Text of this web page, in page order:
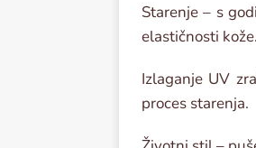
Starenje – s
elastičnosti kože.
Izlaganje UV
proces starenja.